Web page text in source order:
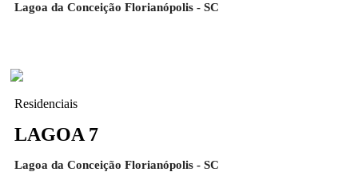
Lagoa da Conceição Florianópolis - SC
Residenciais
LAGOA 7
Lagoa da Conceição Florianópolis - SC